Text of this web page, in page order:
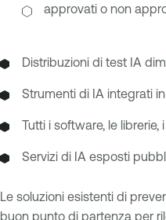
approvati o non
Distribuzioni di test IA
Strumenti di IA integrati
Tutti i software, le librerie,
Servizi di IA esposti
Le soluzioni esistenti di
buon punto di partenza per